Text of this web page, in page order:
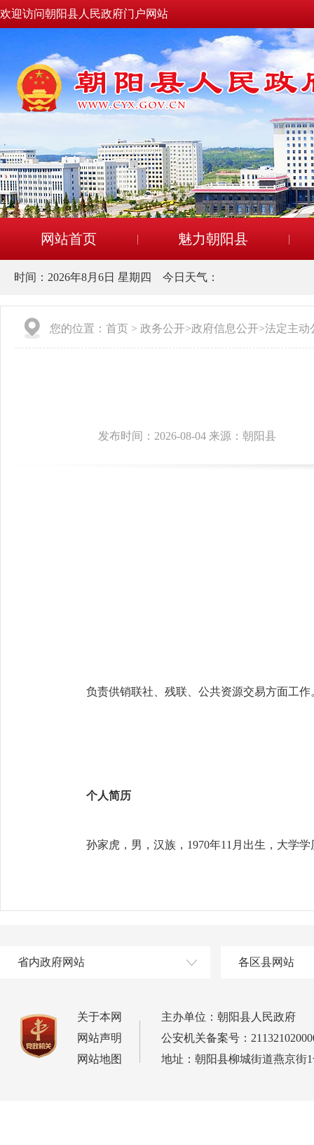
欢迎访问朝阳县人民政府门户网站
网站首页 魅力朝阳县
时间： 2026年8月6日 星期四 今日天气：
您的位置： 首页 > 政务公开>政府信息公开>法定主动
发布时间：2026-08-04 来源：朝阳县
负责供销联社、残联、公共资源交易方面工
个人简历
孙家虎，男，汉族，1970年11月出生 ， 大学学
省内政府网站 各区县网站
关于本网
网站声明
网站地图
主办单位：朝阳县人民政府
公安机关备案号：
地址：朝阳县柳城街道燕京街